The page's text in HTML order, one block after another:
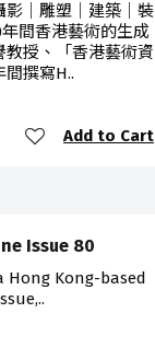
影｜雕塑｜建築｜裝
間香港藝術的生成
授、「香港藝術資
撰寫H..
Add to Cart
Issue 80
Hong Kong-based